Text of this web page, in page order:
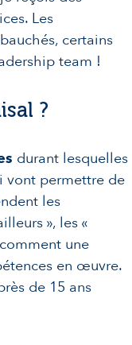
Les
certains
team !
?
durant lesquelles
vont permettre de
les
», les «
une
en œuvre.
de 15 ans